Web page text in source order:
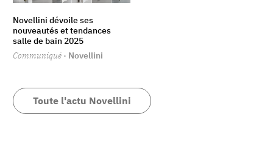
Novellini dévoile ses
nouveautés et tendances
salle de bain 2025
Communiqué · Novellini
Toute l'actu Novellini